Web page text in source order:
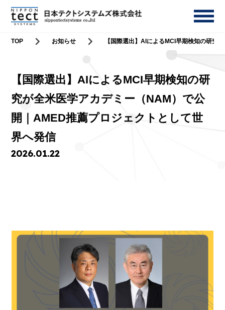
TOP お知らせ 【国際選出】AIによるMCI早期検知の研究
【国際選出】AIによるMCI早期検知の研
究が全米医学アカデミー（NAM）で公
開｜AMED推薦プロジェクトとして世
界へ発信
2026.01.22